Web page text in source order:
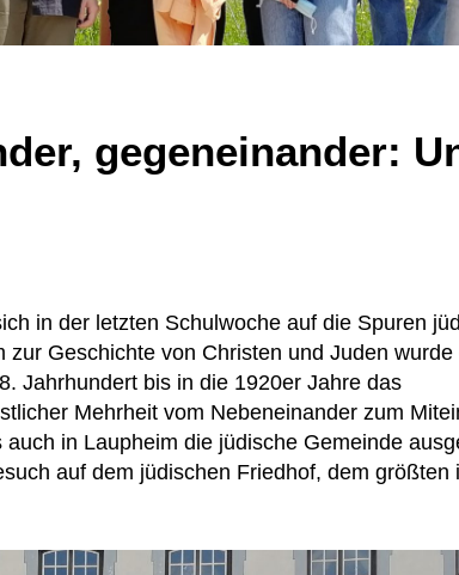
gegeneinander:
in der letzten Schulwoche auf die Spuren
Geschichte von Christen und Juden wurde
Jahrhundert bis in die 1920er Jahre das
Mehrheit vom Nebeneinander zum
in Laupheim die jüdische Gemeinde
auf dem jüdischen Friedhof, dem größten